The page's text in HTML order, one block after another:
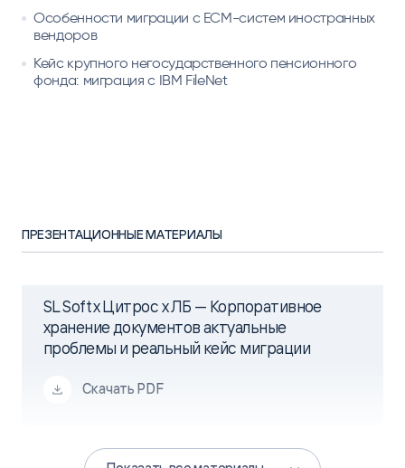
Особенности миграции с ECM-систем иностранных
вендоров
Кейс крупного негосударственного пенсионного
фонда: миграция с IBM FileNet
ПРЕЗЕНТАЦИОННЫЕ МАТЕРИАЛЫ
SL Soft x Цитрос x ЛБ — Корпоративное
хранение документов актуальные
проблемы и реальный кейс миграции
Скачать PDF